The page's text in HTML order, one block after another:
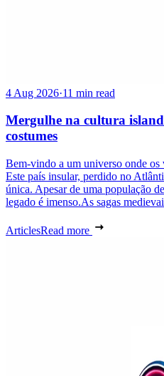
4 Aug 2026·11 min read
Mergulhe na cultura
costumes
Bem-vindo a um universo onde os
Este país insular, perdido no
única. Apesar de uma população
legado é imenso.As sagas
ArticlesRead more